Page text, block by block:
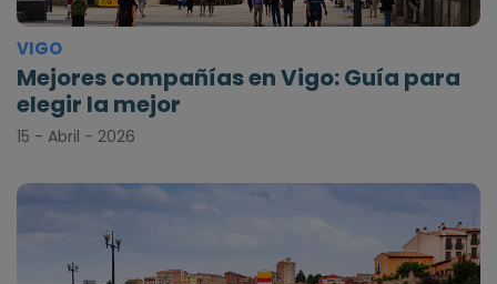
VIGO
Mejores compañías en Vigo: Guía para
elegir la mejor
15 - Abril - 2026